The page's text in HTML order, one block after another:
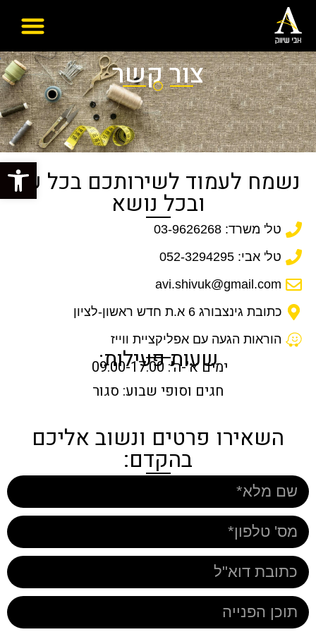
פתח
צור קשר
נשמח לעמוד לשירותכם בכל עת
ובכל נושא
טל' משרד: 03-9626268
טל' אבי: 052-3294295‏
avi.shivuk@gmail.com
כתובת גינצבורג 6 א.ת חדש ראשון-לציון
הוראות הגעה עם אפליקציית ווייז
שעות פעילות:
ימים א'-ה': 09:00-17:00
חגים וסופי שבוע: סגור
השאירו פרטים ונשוב אליכם
בהקדם: